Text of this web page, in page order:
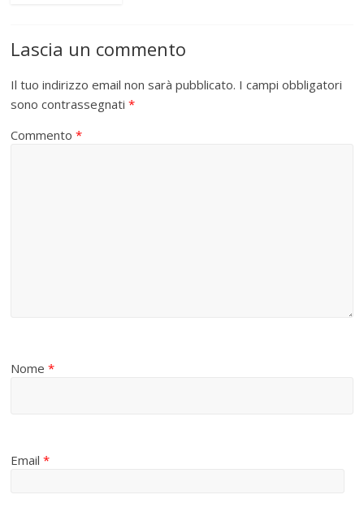
Lascia un commento
Il tuo indirizzo email non sarà pubblicato. I campi obbligatori
sono contrassegnati*
Commento*
Nome*
Email*